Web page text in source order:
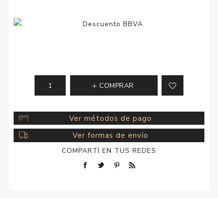
COMPRAR
Ver métodos de pago
Ver formas de envío
COMPARTÍ EN TUS REDES